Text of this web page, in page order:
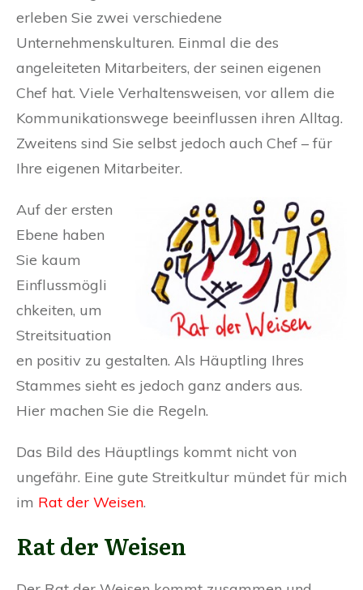
erleben Sie zwei verschiedene
Unternehmenskulturen. Einmal die des
angeleiteten Mitarbeiters, der seinen eigenen
Chef hat. Viele Verhaltensweisen, vor allem die
Kommunikationswege beeinflussen ihren Alltag.
Zweitens sind Sie selbst jedoch auch Chef – für
Ihre eigenen Mitarbeiter.
Auf der ersten
Ebene haben
Sie kaum
Einflussmögli
chkeiten, um
Streitsituation
en positiv zu gestalten. Als Häuptling Ihres
Stammes sieht es jedoch ganz anders aus.
Hier machen Sie die Regeln.
Das Bild des Häuptlings kommt nicht von
ungefähr. Eine gute Streitkultur mündet für mich
im Rat der Weisen.
Rat der Weisen